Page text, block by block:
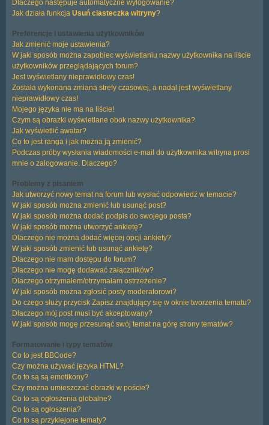
Dlaczego następuje automatyczne wylogowanie?
Jak działa funkcja Usuń ciasteczka witryny?
Preferencje i ustawienia użytkowników
Jak zmienić moje ustawienia?
W jaki sposób można zapobiec wyświetlaniu nazwy użytkownika na liście
użytkowników przeglądających forum?
Jest wyświetlany nieprawidłowy czas!
Została wykonana zmiana strefy czasowej, a nadal jest wyświetlany
nieprawidłowy czas!
Mojego języka nie ma na liście!
Czym są obrazki wyświetlane obok nazwy użytkownika?
Jak wyświetlić awatar?
Co to jest ranga i jak można ją zmienić?
Podczas próby wysłania wiadomości e-mail do użytkownika witryna prosi
mnie o zalogowanie. Dlaczego?
Problemy z pisaniem
Jak utworzyć nowy temat na forum lub wysłać odpowiedź w temacie?
W jaki sposób można zmienić lub usunąć post?
W jaki sposób można dodać podpis do swojego posta?
W jaki sposób można utworzyć ankietę?
Dlaczego nie można dodać więcej opcji ankiety?
W jaki sposób zmienić lub usunąć ankietę?
Dlaczego nie mam dostępu do forum?
Dlaczego nie mogę dodawać załączników?
Dlaczego otrzymałem/otrzymałam ostrzeżenie?
W jaki sposób można zgłosić posty moderatorowi?
Do czego służy przycisk Zapisz znajdujący się w oknie tworzenia tematu?
Dlaczego mój post musi być akceptowany?
W jaki sposób mogę przesunąć swój temat na górę strony tematów?
Formatowanie i typy tematów
Co to jest BBCode?
Czy można używać języka HTML?
Co to są są emotikony?
Czy można umieszczać obrazki w poście?
Co to są ogłoszenia globalne?
Co to są ogłoszenia?
Co to są przyklejone tematy?